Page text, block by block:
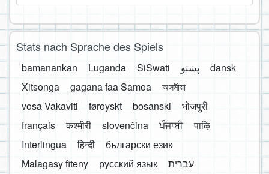
Stats nach Sprache des Spiels
bamanankan Luganda SiSwati پښتو
dansk
Xitsonga
gagana faa Samoa
অসমীয়া
vosa Vakaviti
føroyskt bosanski
भोजपुरी
français
कश्मीरी slovenčina ਪੰਜਾਬੀ
पाऴि
Interlingua
हिन्दी
български език
Malagasy fiteny
русский язык
עברית